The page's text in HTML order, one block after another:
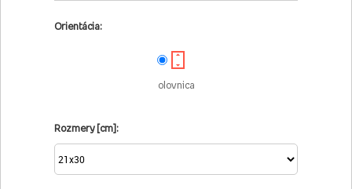
Orientácia:
olovnica
Rozmery [cm]: